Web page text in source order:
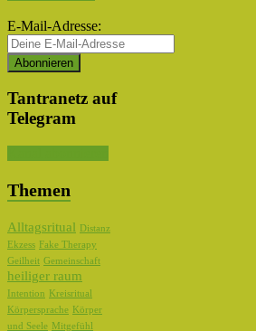
E-Mail-Adresse:
Tantranetz auf
Telegram
Themen
Alltagsritual
Distanz
Ekzess Fake Therapy
Geilheit Gemeinschaft
heiliger raum
Intention
Kreisritual
Körpersprache Körper
und Seele Mitgefühl